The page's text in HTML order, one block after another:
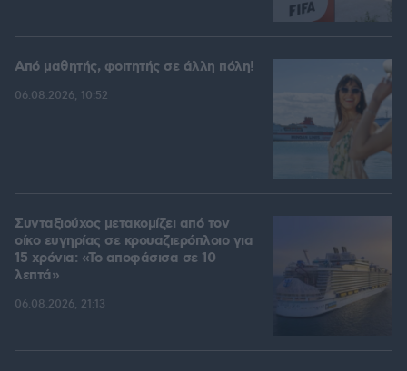
Από μαθητής, φοιτητής σε άλλη πόλη!
06.08.2026, 10:52
Συνταξιούχος μετακομίζει από τον
οίκο ευγηρίας σε κρουαζιερόπλοιο για
15 χρόνια: «Το αποφάσισα σε 10
λεπτά»
06.08.2026, 21:13